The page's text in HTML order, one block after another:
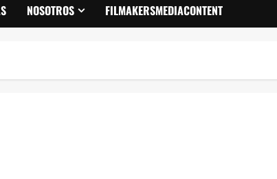
NOSOTROS FILMAKERSMEDIACONTENT